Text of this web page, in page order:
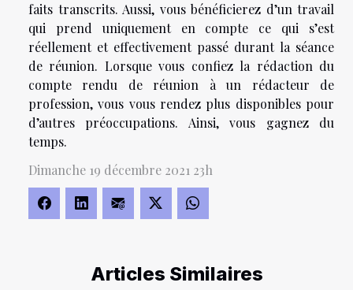
Articles Similaires
faits transcrits. Aussi, vous bénéficierez d’un travail
qui prend uniquement en compte ce qui s’est
réellement et effectivement passé durant la séance
de réunion. Lorsque vous confiez la rédaction du
compte rendu de réunion à un rédacteur de
profession, vous vous rendez plus disponibles pour
d’autres préoccupations. Ainsi, vous gagnez du
temps.
Dimanche 19 décembre 2021 23h